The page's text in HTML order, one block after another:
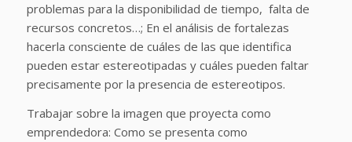
problemas para la disponibilidad de tiempo, falta de
recursos concretos…; En el análisis de fortalezas
hacerla consciente de cuáles de las que identifica
pueden estar estereotipadas y cuáles pueden faltar
precisamente por la presencia de estereotipos.
Trabajar sobre la imagen que proyecta como
emprendedora: Como se presenta como